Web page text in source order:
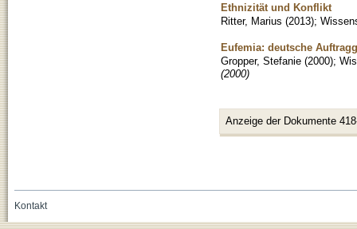
Ethnizität und Konflikt
Ritter, Marius (2013);
Eufemia: deutsche
Gropper, Stefanie (2000);
(2000)
Anzeige der Dokumente
Kontakt